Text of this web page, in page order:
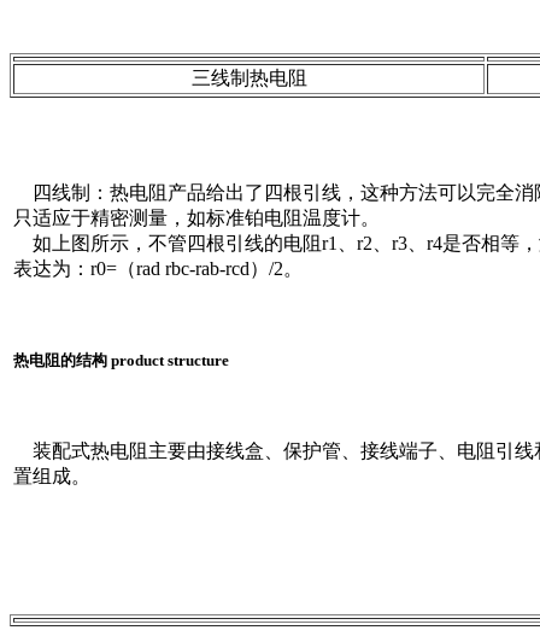
三线制热电阻
四线制：热电阻产品给出了四根引线，这种方法可以完全
只适应于精密测量，如标准铂电阻温度计。
如上图所示，不管四根引线的电阻r1、r2、r3、r4是否相等
表达为：r0=（rad rbc-rab-rcd）/2。
热电阻的结构 product structure
装配式热电阻主要由接线盒、保护管、接线端子、电阻引
置组成。